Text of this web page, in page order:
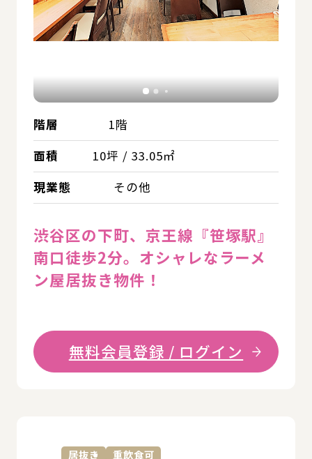
階層
1階
面積
10坪 / 33.05㎡
現業態
その他
渋谷区の下町、京王線『笹塚駅』
南口徒歩2分。オシャレなラーメ
ン屋居抜き物件！
無料会員登録 / ログイン
居抜き 重飲食可